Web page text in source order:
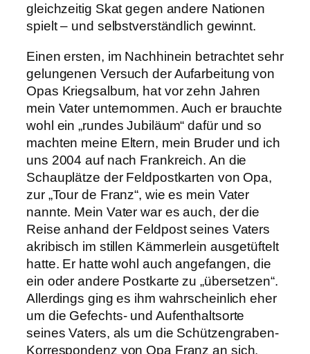
gleichzeitig Skat gegen andere Nationen
spielt – und selbstverständlich gewinnt.
Einen ersten, im Nachhinein betrachtet sehr
gelungenen Versuch der Aufarbeitung von
Opas Kriegsalbum, hat vor zehn Jahren
mein Vater unternommen. Auch er brauchte
wohl ein „rundes Jubiläum“ dafür und so
machten meine Eltern, mein Bruder und ich
uns 2004 auf nach Frankreich. An die
Schauplätze der Feldpostkarten von Opa,
zur „Tour de Franz“, wie es mein Vater
nannte. Mein Vater war es auch, der die
Reise anhand der Feldpost seines Vaters
akribisch im stillen Kämmerlein ausgetüftelt
hatte. Er hatte wohl auch angefangen, die
ein oder andere Postkarte zu „übersetzen“.
Allerdings ging es ihm wahrscheinlich eher
um die Gefechts- und Aufenthaltsorte
seines Vaters, als um die Schützengraben-
Korrespondenz von Opa Franz an sich.